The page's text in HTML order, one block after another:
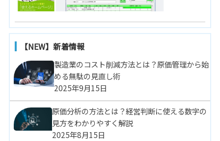
【NEW】新着情報
製造業のコスト削減方法とは？原価管理から始
める無駄の見直し術
2025年9月15日
原価分析の方法とは？経営判断に使える数字の
見方をわかりやすく解説
2025年8月15日